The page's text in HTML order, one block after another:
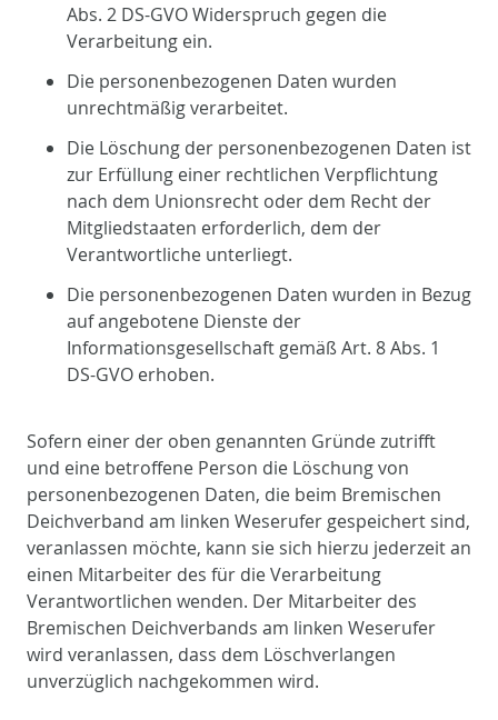
Abs. 2 DS-GVO Widerspruch gegen die
Verarbeitung ein.
Die personenbezogenen Daten wurden
unrechtmäßig verarbeitet.
Die Löschung der personenbezogenen Daten ist
zur Erfüllung einer rechtlichen Verpflichtung
nach dem Unionsrecht oder dem Recht der
Mitgliedstaaten erforderlich, dem der
Verantwortliche unterliegt.
Die personenbezogenen Daten wurden in Bezug
auf angebotene Dienste der
Informationsgesellschaft gemäß Art. 8 Abs. 1
DS-GVO erhoben.
Sofern einer der oben genannten Gründe zutrifft
und eine betroffene Person die Löschung von
personenbezogenen Daten, die beim Bremischen
Deichverband am linken Weserufer gespeichert sind,
veranlassen möchte, kann sie sich hierzu jederzeit an
einen Mitarbeiter des für die Verarbeitung
Verantwortlichen wenden. Der Mitarbeiter des
Bremischen Deichverbands am linken Weserufer
wird veranlassen, dass dem Löschverlangen
unverzüglich nachgekommen wird.